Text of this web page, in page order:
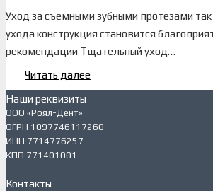
Уход за съемными зубными протезами
ухода конструкция становится
рекомендации Тщательный уход…
Читать далее
Наши реквизиты
ООО «Роял-Дент»
ОГРН 1097746117260
ИНН 7714776257
КПП 771401001
Контакты